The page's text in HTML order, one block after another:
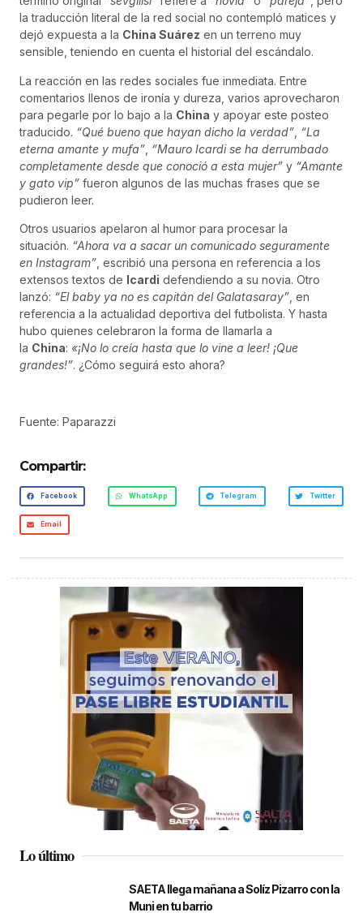
la traducción literal de la red social no contempló matices y
dejó expuesta a la China Suárez en un terreno muy
sensible, teniendo en cuenta el historial del escándalo.
La reacción en las redes sociales fue inmediata. Entre
comentarios llenos de ironía y dureza, varios aprovecharon
para pegarle por lo bajo a la China y apoyar este posteo
traducido. “Qué bueno que hayan dicho la verdad” “La
eterna amante y mufa” “Mauro Icardi se ha derrumbado
completamente desde que conoció a esta mujer” y “Amante
y gato vip” fueron algunos de las muchas frases que se
pudieron leer.
Otros usuarios apelaron al humor para procesar la
situación. “Ahora va a sacar un comunicado seguramente
en Instagram” , escribió una persona en referencia a los
extensos textos de Icardi defendiendo a su novia. Otro
lanzó: “El baby ya no es capitán del Galatasaray” , en
referencia a la actualidad deportiva del futbolista. Y hasta
hubo quienes celebraron la forma de llamarla a
la China: «¡No lo creía hasta que lo vine a leer! ¡Que
grandes!”. ¿Cómo seguirá esto ahora?
Fuente: Paparazzi
Compartir:
Facebook WhatsApp Telegram Twitter
Email
Lo último
SAETA llega mañana a Solíz Pizarro con la
Muni en tu barrio